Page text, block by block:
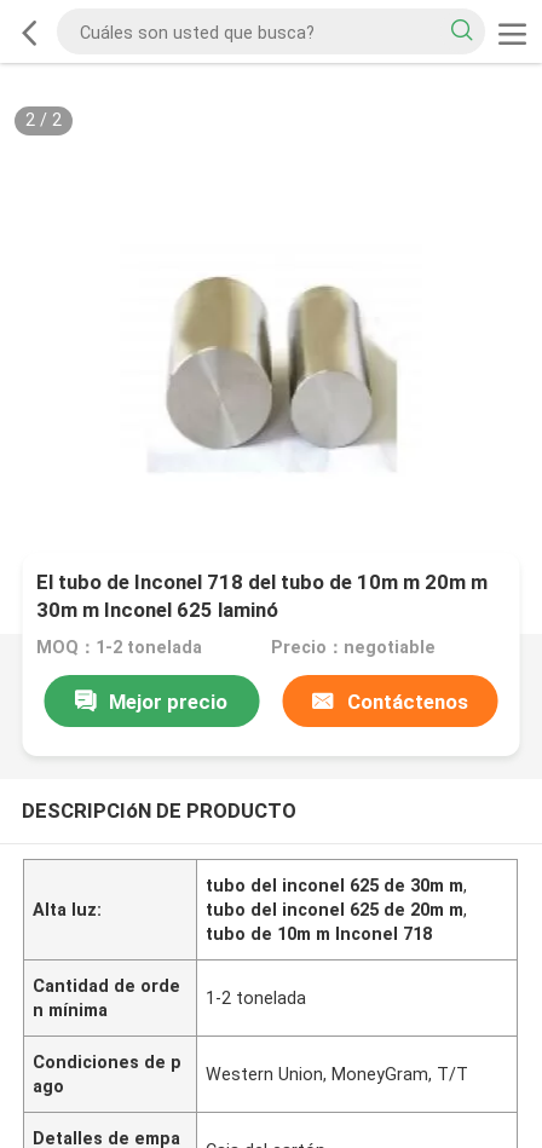
2/ 2
El tubo de Inconel 718 del tubo de 10m m 20m m
30m m Inconel 625 laminó
MOQ：1-2 tonelada Precio：negotiable
Mejor precio Contáctenos
DESCRIPCIóN DE PRODUCTO
Alta luz:
tubo del inconel 625 de 30m m,
tubo del inconel 625 de 20m m,
tubo de 10m m Inconel 718
Cantidad de orde
n mínima
1-2 tonelada
Condiciones de p
ago
Western Union, MoneyGram, T/T
Detalles de empa